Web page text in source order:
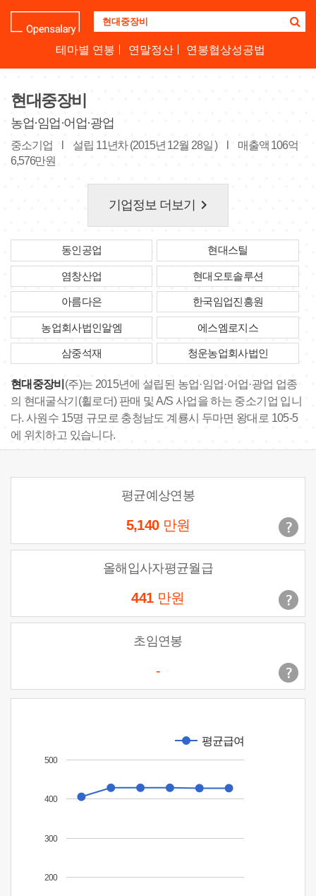
업
명
세
요
테마별 연봉 연말정산 연봉협상성공법
현대중장비
농업·임업·어업·광업
중소기업 설립 11년차 (2015년 12월 28일 )
매출액 106억
6,576만원
기업정보 더보기 keyboard_arrow_right
동인공업 현대스틸
염창산업 현대오토솔루션
아름다은 한국임업진흥원
농업회사법인알엠 에스엠로지스
삼중석재 청운농업회사법인
현대중장비 (주)는 2015년에 설립된 농업·임업·어업·광업 업종
의 현대굴삭기(휠로더) 판매 및 A/S 사업을 하는 중소기업 입니
다. 사원수 15명 규모로 충청남도 계룡시 두마면 왕대로 105-5
에 위치하고 있습니다.
평균예상연봉
5,140 만원
올해입사자평균월급
441 만원
초임연봉
-
평균급여
200
300
400
500